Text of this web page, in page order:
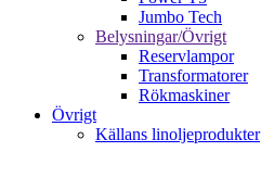
Jumbo Tech
Belysningar/Övrigt
Reservlampor
Transformatorer
Rökmaskiner
Övrigt
Källans linoljeprodukter